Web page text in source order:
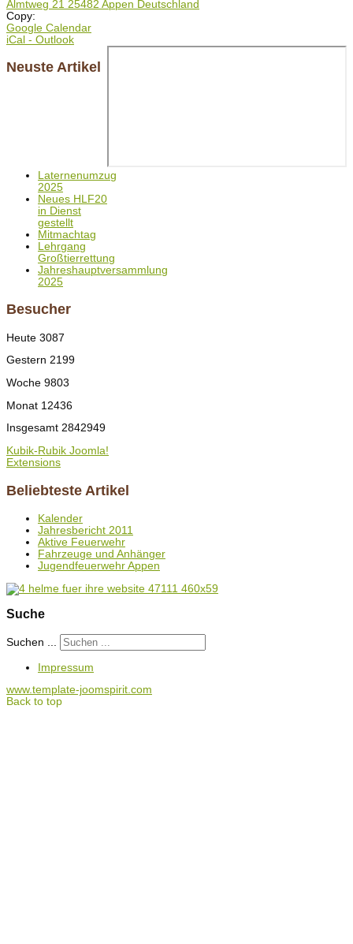
Almtweg 21 25482 Appen Deutschland
Copy:
Google Calendar
iCal - Outlook
Neuste Artikel
Laternenumzug
2025
Neues HLF20
in Dienst
gestellt
Mitmachtag
Lehrgang
Großtierrettung
Jahreshauptversammlung
2025
Besucher
Heute 3087
Gestern 2199
Woche 9803
Monat 12436
Insgesamt 2842949
Kubik-Rubik Joomla!
Extensions
Beliebteste Artikel
Kalender
Jahresbericht 2011
Aktive Feuerwehr
Fahrzeuge und Anhänger
Jugendfeuerwehr Appen
Suche
Suchen ...
Impressum
www.template-joomspirit.com
Back to top